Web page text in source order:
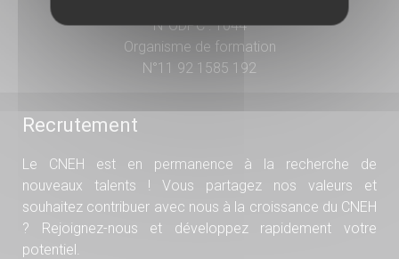
N°ODPC : 1044
Organisme de formation
N°11 92 1585 192
Recrutement
Le CNEH est en permanence à la recherche de
nouveaux talents ! Vous partagez nos valeurs et
souhaitez contribuer avec nous à la croissance du CNEH
? Rejoignez-nous et développez rapidement votre
potentiel.